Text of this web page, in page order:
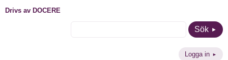
Drivs av DOCERE
Sök
Logga in